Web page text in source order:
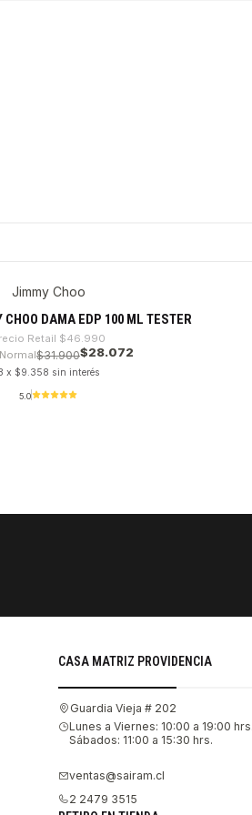
Jimmy Choo
DAMA EDP 100 ML TESTER
Retail $46.990
$31.900$28.072
x $9.358 sin interés
5.0
CASA MATRIZ PROVIDENCIA
Guardia Vieja # 202
Lunes a Viernes: 10:00 a 19:00
Sábados: 11:00 a 15:30 hrs.
ventas@sairam.cl
2 2479 3515